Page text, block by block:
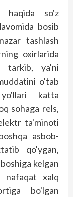
haqida so'z
bosib
tashlash
oxirlarida
tarkib, ya'ni
o'tab
katta
sohaga rels,
ta'minoti
asbob-
qo'ygan,
kelgan
nafaqat xalq
bo'lgan